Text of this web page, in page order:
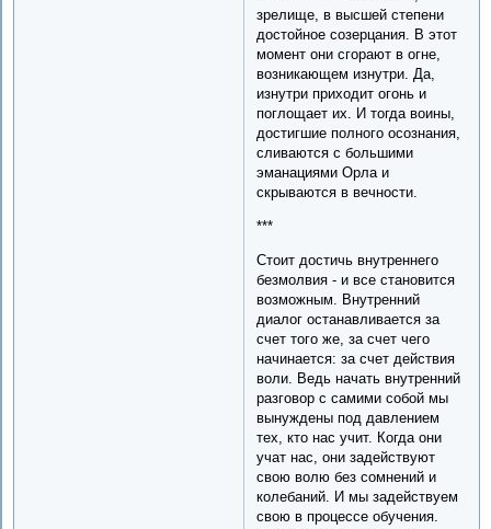
зрелище, в высшей степени
достойное созерцания. В этот
момент они сгорают в огне,
возникающем изнутри. Да,
изнутри приходит огонь и
поглощает их. И тогда воины,
достигшие полного осознания,
сливаются с большими
эманациями Орла и
скрываются в вечности.
***
Стоит достичь внутреннего
безмолвия - и все становится
возможным. Внутренний
диалог останавливается за
счет того же, за счет чего
начинается: за счет действия
воли. Ведь начать внутренний
разговор с самими собой мы
вынуждены под давлением
тех, кто нас учит. Когда они
учат нас, они задействуют
свою волю без сомнений и
колебаний. И мы задействуем
свою в процессе обучения.